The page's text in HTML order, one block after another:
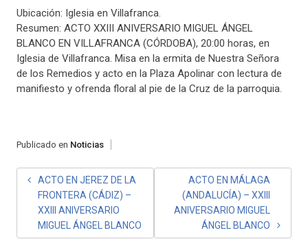
Ubicación: Iglesia en Villafranca.
Resumen: ACTO XXIII ANIVERSARIO MIGUEL ÁNGEL
BLANCO EN VILLAFRANCA (CÓRDOBA), 20:00 horas, en
Iglesia de Villafranca. Misa en la ermita de Nuestra Señora
de los Remedios y acto en la Plaza Apolinar con lectura de
manifiesto y ofrenda floral al pie de la Cruz de la parroquia.
Publicado en Noticias
NAVEGACIÓN
ENTRADAS
ACTO EN JEREZ DE LA
FRONTERA (CÁDIZ) –
XXIII ANIVERSARIO
MIGUEL ÁNGEL BLANCO
ACTO EN MÁLAGA
(ANDALUCÍA) – XXIII
ANIVERSARIO MIGUEL
ÁNGEL BLANCO